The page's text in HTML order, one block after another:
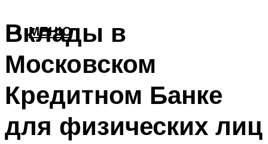
МЕНЮ
Вклады в
Московском
Кредитном Банке
для физических лиц